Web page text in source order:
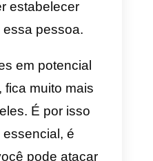
e torne suas
os estudos que
foi demonstrado que
não interativas ou